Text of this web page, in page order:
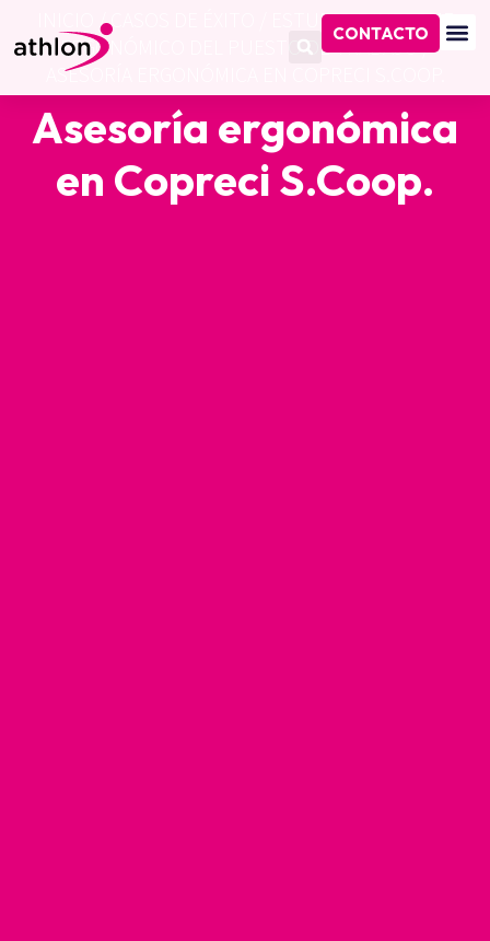
CONTACTO
/CASOS DE ÉXITO
ESTUDIO E INFORME
ERGONÓMICO DEL PUESTO DE TRABAJO/
ASESORÍA ERGONÓMICA EN COPRECI S.COOP.
Asesoría ergonómica
en Copreci S.Coop.